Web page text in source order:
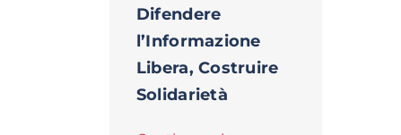
Difendere
l’Informazione
Libera, Costruire
Solidarietà